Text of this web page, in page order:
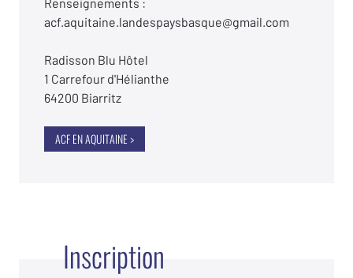
acf.aquitaine.landespaysbasque@gmail.com
Radisson Blu Hôtel
1 Carrefour d'Hélianthe
64200 Biarritz
ACF EN AQUITAINE >
Inscription